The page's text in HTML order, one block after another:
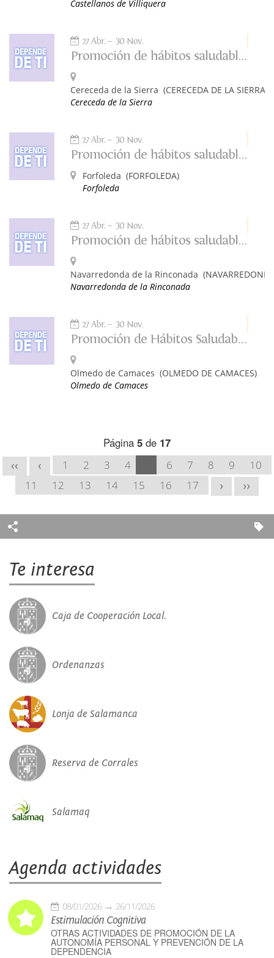
Castellanos de Villiquera
27 Abr. 30 Nov.
Promoción de hábitos saludables. Depende de ti.
Cereceda de la Sierra (CERECEDA DE LA SIERRA)
Cereceda de la Sierra
27 Abr. 30 Nov.
Promoción de hábitos saludables: Depende de ti
Forfoleda (FORFOLEDA)
Forfoleda
27 Abr. 30 Nov.
Promoción de hábitos saludables. Depende de ti.
Navarredonda de la Rinconada
Navarredonda de la Rinconada
27 Abr. 30 Nov.
Promoción de Hábitos Saludables: Depende de Ti
Olmedo de Camaces (OLMEDO DE CAMACES)
Olmedo de Camaces
Página 5 de 17
<< < 1 2 3 4 6 7 8 9
10
11
12 13 14 15 16 17 > >>
Te interesa
Caja de Cooperación Local.
Ordenanzas
Lonja de Salamanca
Reserva de Corrales
Salamaq
Agenda actividades
08/01/2026 26/11/2026
Estimulación Cognitiva
OTRAS ACTIVIDADES DE PROMOCIÓN DE LA
AUTONOMÍA PERSONAL Y PREVENCIÓN DE LA
DEPENDENCIA